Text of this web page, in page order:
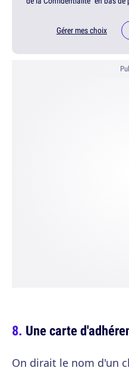
Gérer mes choix
Une carte
On dirait le nom d'un